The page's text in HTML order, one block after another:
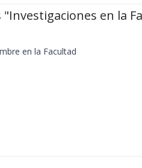
"Investigaciones en la
en la Facultad